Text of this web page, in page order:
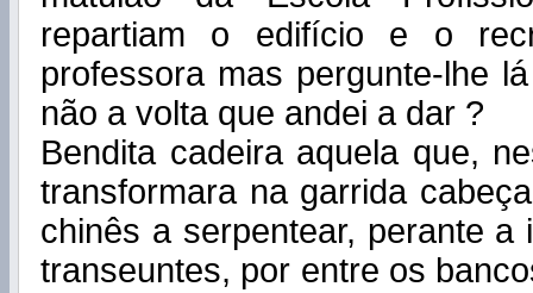
repartiam o edifício e o
professora mas pergunte-lhe
não a volta que andei a dar ?
Bendita cadeira aquela que,
transformara na garrida
chinês a serpentear, perante a
transeuntes, por entre os